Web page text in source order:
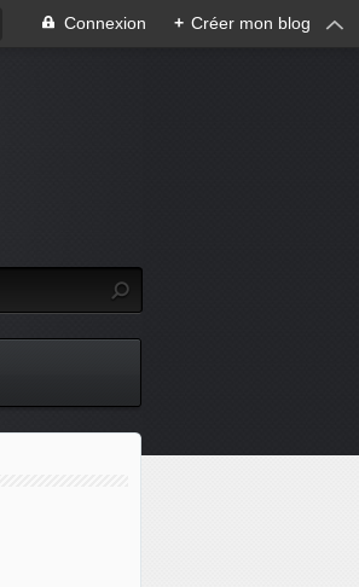
Connexion + Créer mon blog